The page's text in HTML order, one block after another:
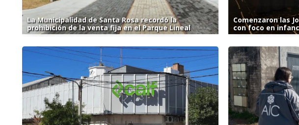
La Municipalidad de Santa Rosa recordó la
prohibición de la venta fija en el Parque Lineal
Comenzaron las
con foco en